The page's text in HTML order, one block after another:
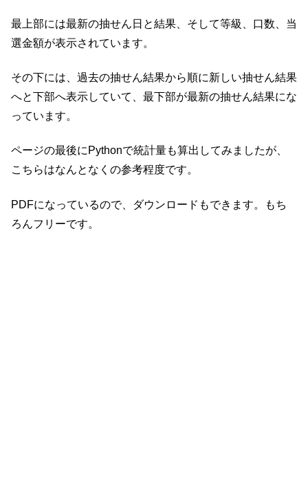
最上部には最新の抽せん日と結果、そして等級、口数、当
選金額が表示されています。
その下には、過去の抽せん結果から順に新しい抽せん結果
へと下部へ表示していて、最下部が最新の抽せん結果にな
っています。
ページの最後にPythonで統計量も算出してみましたが、
こちらはなんとなくの参考程度です。
PDFになっているので、ダウンロードもできます。もち
ろんフリーです。